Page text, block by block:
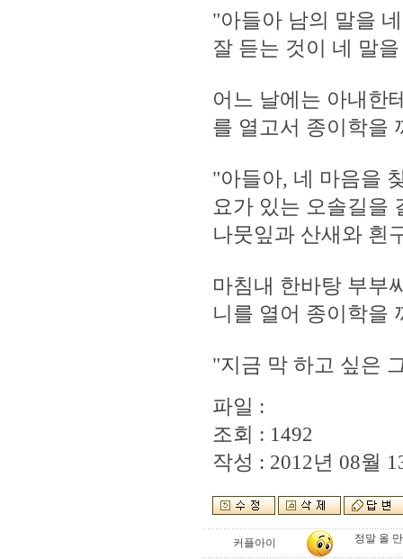
"아들아 남의 말을
잘 듣는 것이 네 말
어느 날에는 아내한
를 열고서 종이학을
"아들아, 네 마음을
요가 있는 오솔길을
나뭇잎과 산새와 흰
마침내 한바탕 부부
니를 열어 종이학을
"지금 막 하고 싶은
파일 :
조회 : 1492
작성 : 2012년 08월
커플아이 정말 올